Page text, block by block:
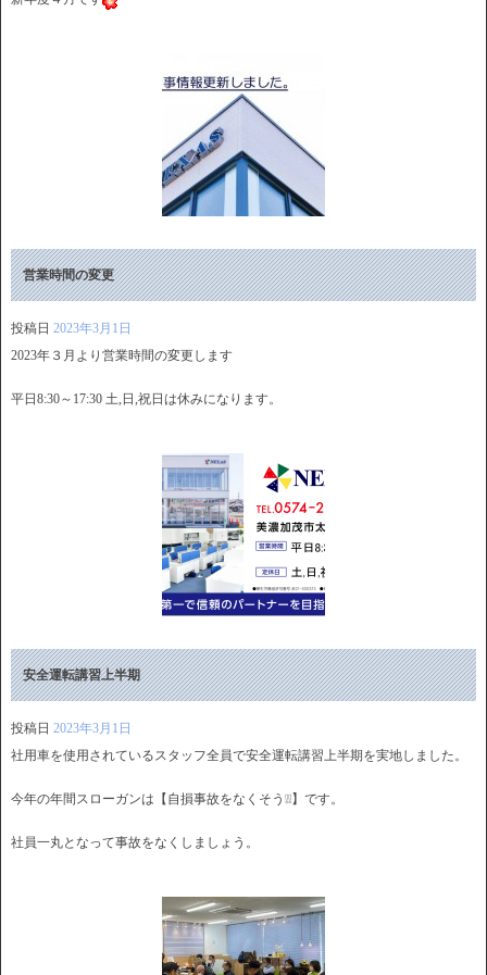
営業時間の変更
投稿日 2023年3月1日
2023年３月より営業時間の変更します
平日8:30～17:30 土,日,祝日は休みになります。
安全運転講習上半期
投稿日 2023年3月1日
社用車を使用されているスタッフ全員で安全運転講習上半期を実地しました。
今年の年間スローガンは【自損事故をなくそう❕❕】です。
社員一丸となって事故をなくしましょう。